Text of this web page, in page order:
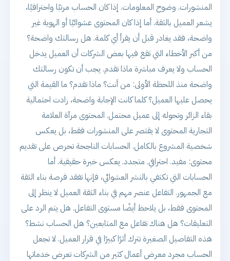
المنشورات. وضوح المعلومات. إذا كان الحساب مرتبًا واحترافيًا،
يشعر العميل بالثقة. أما إذا كان المحتوى عشوائيًا أو الهوية غير
واضحة، فقد يغادر قبل أن يقرأ أي كلمة. هل رسالتك واضحة؟
من أكبر الأخطاء التي تقع فيها بعض الشركات أن العميل يدخل
الحساب ولا يعرف مباشرة ماذا تقدم. يجب أن تكون رسالتك
واضحة منذ اللحظة الأولى: من أنت؟ ماذا تقدم؟ ما القيمة التي
يحصل عليها العميل؟ كلما كانت الإجابة واضحة، زادت احتمالية
بقاء الزائر وتحوله إلى عميل محتمل. المحتوى مرآة العلامة
التجارية المحتوى لا يقتصر على المنشورات فقط، بل يعكس
شخصية المشروع بالكامل. الحسابات الناجحة تحرص على تقديم
محتوى: مفيد. احترافي. متجدد. يعكس خبرة حقيقية. أما
الحسابات التي تكتفي بالنشر العشوائي، فإنها تفقد فرصة بناء الثقة
مع الجمهور. التفاعل عنصر مهم في بناء الثقة العميل لا ينظر إلى
المحتوى فقط، بل يلاحظ أيضًا مستوى التفاعل. هل يتم الرد على
التعليقات؟ هل هناك تفاعل مع المتابعين؟ هل الحساب نشط؟
هذه التفاصيل الصغيرة تترك أثرًا كبيرًا في قرار العميل. لا تجعل
الحساب مجرد معرض أعمال كثير من الشركات تعرض خدماتها